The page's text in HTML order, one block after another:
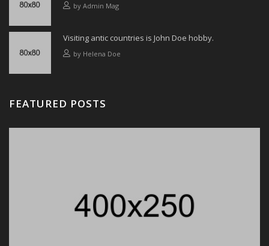
by Admin Mag
Visiting antic countries is John Doe hobby.
by Helena Doe
FEATURED POSTS